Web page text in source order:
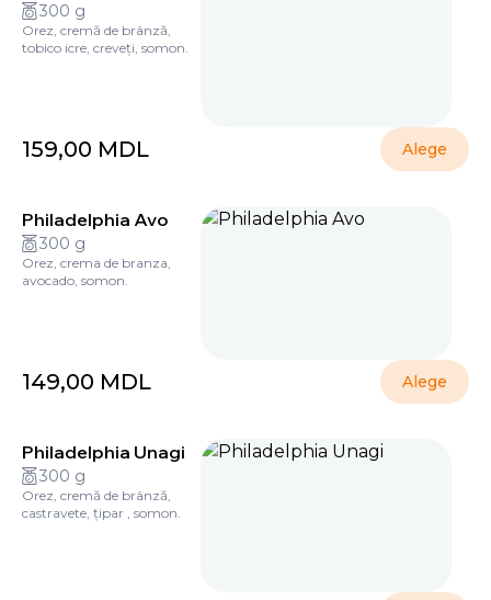
300 g
Orez, cremă de brânză,
tobico icre, creveți, somon.
159,00 MDL Alege
Philadelphia Avo
300 g
Orez, crema de branza,
avocado, somon.
149,00 MDL Alege
Philadelphia Unagi
300 g
Orez, cremă de brânză,
castravete, țipar , somon.